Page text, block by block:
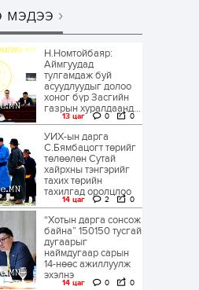
Н.Номтойбаяр:
Аймгуудад
тулгамдаж буй
асуудлуудыг долоо
хоног бүр Засгийн
газрын хуралдаанд...
13 цаг 0 0
УИХ-ын дарга
С.Бямбацогт төрийг
төлөөлөн Сутай
хайрхны тэнгэрийг
тахих төрийн
тахилгад оролцлоо
14 цаг 2 0
“Хотын дарга сонсож
байна” 150150 тусгай
дугаарыг
наймдугаар сарын
14-нөөс ажиллуулж
эхэлнэ
14 цаг 0 0